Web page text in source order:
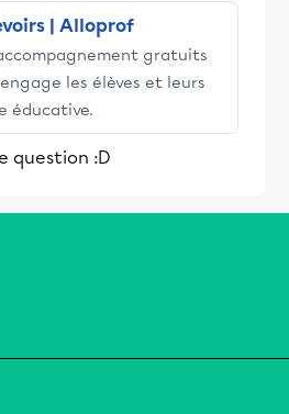
| Alloprof
gratuits
les élèves et leurs
éducative.
question :D